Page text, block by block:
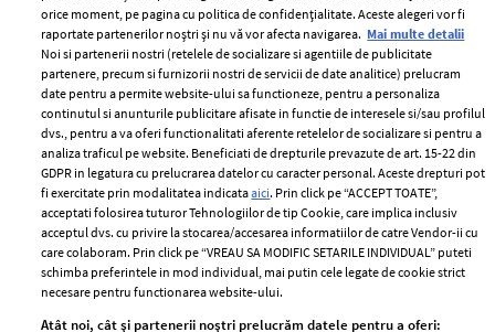
ELLE Style Awards
2024
Despre ELLE
Romania
Contact
Abonamente
Termeni si conditii
Politica de
confidențialitate
Politica de cookies
Publicitate
orice moment, pe pagina cu politica de confidențialitate. Aceste alegeri vor fi
raportate partenerilor noștri și nu vă vor afecta navigarea. Mai multe detalii
Noi si partenerii nostri (retelele de socializare si agentiile de publicitate
partenere, precum si furnizorii nostri de servicii de date analitice) prelucram
date pentru a permite website-ului sa functioneze, pentru a personaliza
continutul si anunturile publicitare afisate in functie de interesele si/sau profilul
dvs., pentru a va oferi functionalitati aferente retelelor de socializare si pentru a
analiza traficul pe website. Beneficiati de drepturile prevazute de art. 15-22 din
GDPR in legatura cu prelucrarea datelor cu caracter personal. Aceste drepturi pot
fi exercitate prin modalitatea indicataaici. Prin click pe “ACCEPT TOATE”,
acceptati folosirea tuturor Tehnologiilor de tip Cookie, care implica inclusiv
acceptul dvs. cu privire la stocarea/accesarea informatiilor de catre Vendor-ii cu
care colaboram. Prin click pe “VREAU SA MODIFIC SETARILE INDIVIDUAL” puteti
schimba preferintele in mod individual, mai putin cele legate de cookie strict
necesare pentru functionarea website-ului.
Atât noi, cât și partenerii noștri prelucrăm datele pentru a oferi: